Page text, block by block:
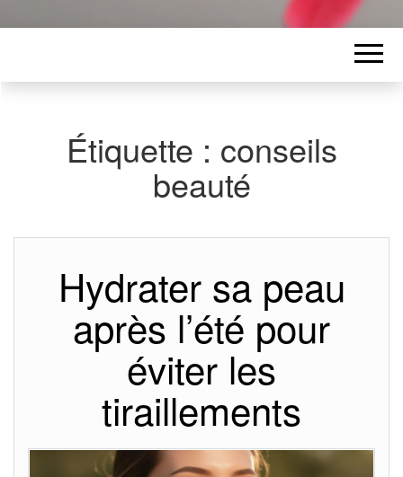
Étiquette : conseils
beauté
Hydrater sa peau
après l’été pour
éviter les
tiraillements